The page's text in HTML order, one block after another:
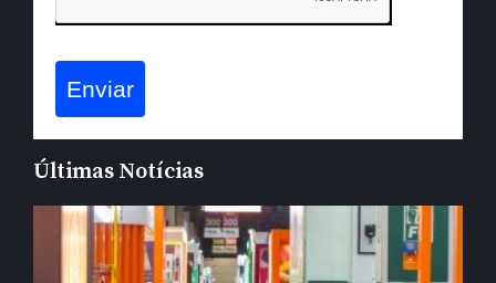
Enviar
Últimas Notícias